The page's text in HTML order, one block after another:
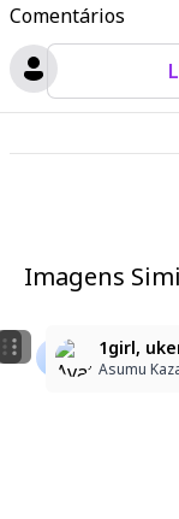
Comentários
Imagens
ミント風
uruto5610
1girl,
Asumu